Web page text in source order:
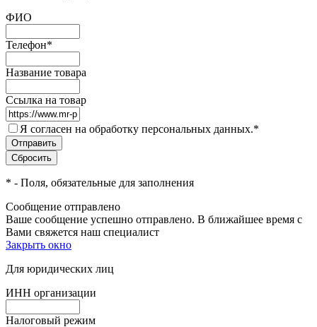
ФИО
Телефон*
Название товара
Ссылка на товар
Я согласен на обработку персональных данных.*
* - Поля, обязательные для заполнения
Сообщение отправлено
Ваше сообщение успешно отправлено. В ближайшее время с
Вами свяжется наш специалист
Закрыть окно
Для юридических лиц
ИНН организации
Налоговый режим